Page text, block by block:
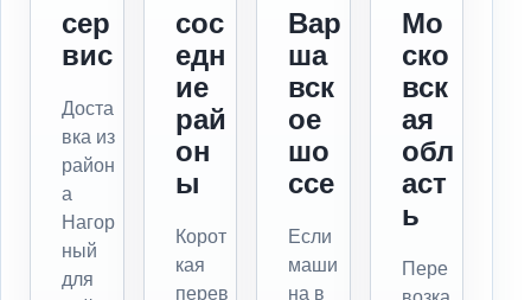
сер
вис
Доста
вка из
район
а
Нагор
ный
для
сос
едн
ие
рай
он
ы
Корот
кая
перев
Вар
ша
вск
ое
шо
ссе
Если
маши
на в
Мо
ско
вск
ая
обл
аст
ь
Пере